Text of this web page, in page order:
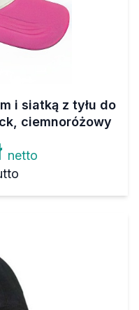
i siatką z tyłu do
ciemnoróżowy
netto